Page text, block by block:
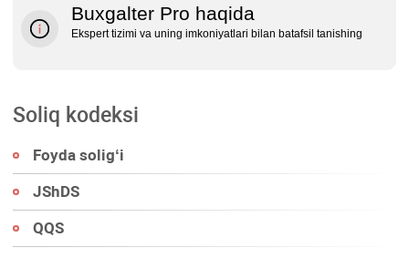
Buxgalter Pro haqida
Ekspert tizimi va uning imkoniyatlari bilan batafsil tanishing
Soliq kodeksi
Foyda soligʻi
JShDS
QQS